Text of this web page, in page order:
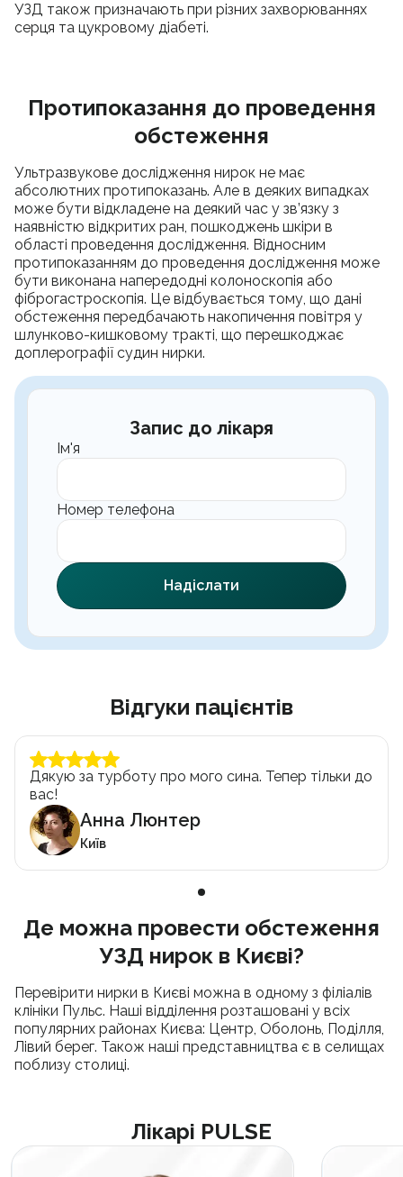
УЗД також призначають при різних захворюваннях
серця та цукровому діабеті.
Протипоказання до проведення
обстеження
Ультразвукове дослідження нирок не має
абсолютних протипоказань. Але в деяких випадках
може бути відкладене на деякий час у зв’язку з
наявністю відкритих ран, пошкоджень шкіри в
області проведення дослідження. Відносним
протипоказанням до проведення дослідження може
бути виконана напередодні колоноскопія або
фіброгастроскопія. Це відбувається тому, що дані
обстеження передбачають накопичення повітря у
шлунково-кишковому тракті, що перешкоджає
доплерографії судин нирки.
Запис до лікаря
Ім'я
Номер телефона
Надіслати
Відгуки пацієнтів
Дякую за турботу про мого сина. Тепер тільки до
вас!
Анна Люнтер
Київ
Де можна провести обстеження
УЗД нирок в Києві?
Перевірити нирки в Києві можна в одному з філіалів
клініки Пульс. Наші відділення розташовані у всіх
популярних районах Києва: Центр, Оболонь, Поділля,
Лівий берег. Також наші представництва є в селищах
поблизу столиці.
Лікарі PULSE